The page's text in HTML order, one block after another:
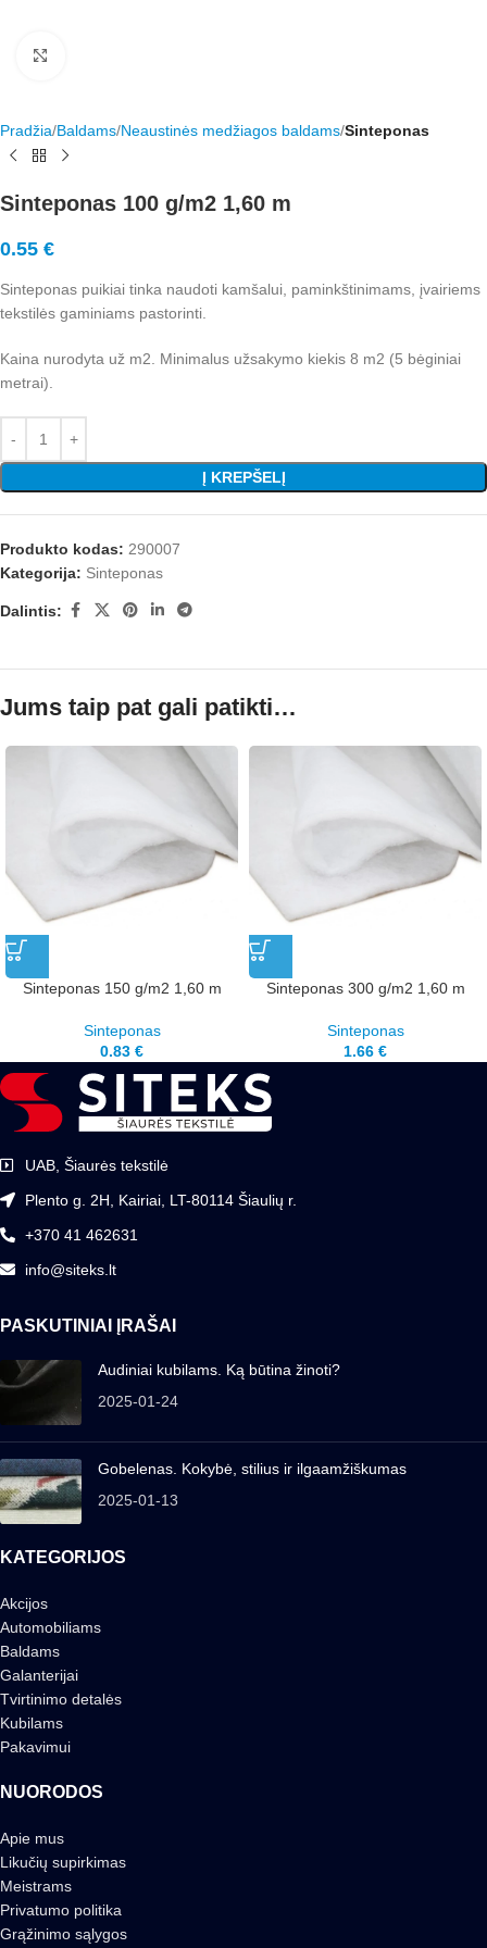
Pradžia Baldams Neaustinės medžiagos baldams Sinteponas
Sinteponas 100 g/m2 1,60 m
0.55 €
Sinteponas puikiai tinka naudoti kamšalui, paminkštinimams, įvairiems
tekstilės gaminiams pastorinti.
Kaina nurodyta už m2. Minimalus užsakymo kiekis 8 m2 (5 bėginiai
metrai).
Į KREPŠELĮ
Produkto kodas: 290007
Kategorija: Sinteponas
Dalintis:
Jums taip pat gali patikti…
Sinteponas 150 g/m2 1,60 m
Sinteponas
0.83 €
Sinteponas 300 g/m2 1,60 m
Sinteponas
1.66 €
UAB, Šiaurės tekstilė
Plento g. 2H, Kairiai, LT-80114 Šiaulių r.
+370 41 462631
info@siteks.lt
PASKUTINIAI ĮRAŠAI
Audiniai kubilams. Ką būtina žinoti?
2025-01-24
Gobelenas. Kokybė, stilius ir ilgaamžiškumas
2025-01-13
KATEGORIJOS
Akcijos
Automobiliams
Baldams
Galanterijai
Tvirtinimo detalės
Kubilams
Pakavimui
NUORODOS
Apie mus
Likučių supirkimas
Meistrams
Privatumo politika
Grąžinimo sąlygos